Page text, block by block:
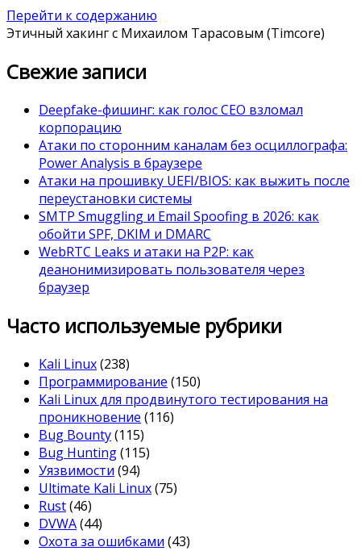
Перейти к содержанию
Этичный хакинг с Михаилом Тарасовым (Timcore)
Свежие записи
Deepfake-фишинг: как голос CEO взломал
корпорацию
Атаки по сторонним каналам без осциллографа:
Power Analysis в браузере
Атаки на прошивку UEFI/BIOS: как выжить после
переустановки системы
SMTP Smuggling и Email Spoofing в 2026: как
обойти SPF, DKIM и DMARC
WebRTC Leaks и атаки на P2P: как
деанонимизировать пользователя через
браузер
Часто используемые рубрики
Kali Linux(238)
Программирование (150)
Kali Linux для продвинутого тестирования на
проникновение (116)
Bug Bounty(115)
Bug Hunting(115)
Уязвимости (94)
Ultimate Kali Linux(75)
Rust(46)
DVWA(44)
Охота за ошибками (43)